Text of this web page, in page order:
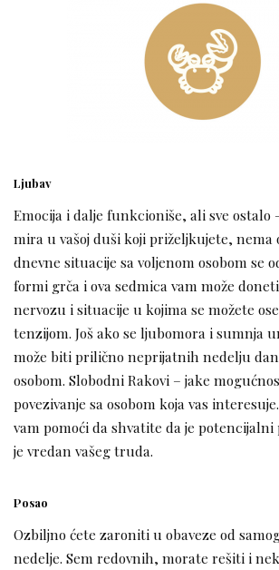
Ljubav
Emocija i dalje funkcioniše, ali sve ostalo
mira u vašoj duši koji priželjkujete, nema
dnevne situacije sa voljenom osobom se
formi grča i ova sedmica vam može
nervozu i situacije u kojima se možete
tenzijom. Još ako se ljubomora i sumnja
može biti prilično neprijatnih nedelju
osobom. Slobodni Rakovi – jake
povezivanje sa osobom koja vas
vam pomoći da shvatite da je
je vredan vašeg truda.
Posao
Ozbiljno ćete zaroniti u obaveze od
nedelje. Sem redovnih, morate rešiti i